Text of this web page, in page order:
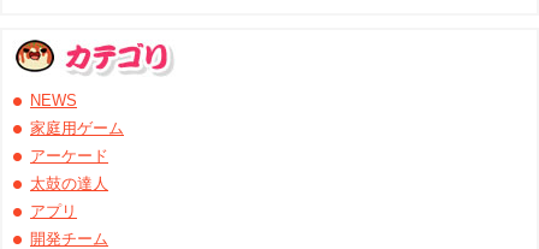
NEWS
家庭用ゲーム
アーケード
太鼓の達人
アプリ
開発チーム